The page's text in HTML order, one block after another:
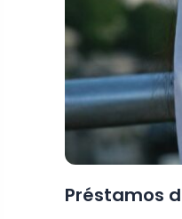
Préstamos